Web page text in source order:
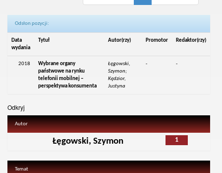
Odsłon pozycji:
Data
wydania
Tytuł Autor(rzy) Promotor Redaktor(rzy)
2018
Wybrane organy
państwowe na rynku
telefonii mobilnej –
perspektywa konsumenta
Łęgowski,
Szymon;
Kędzior,
Justyna
- -
Odkryj
Autor
1
Łęgowski, Szymon
Temat